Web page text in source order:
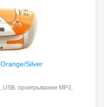
Orange/Silver
USB, проигрывание MP3,